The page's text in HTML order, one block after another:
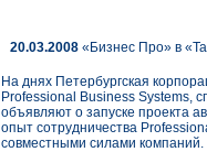
20.03.2008 «Бизнес Про» в
На днях Петербургская
Professional Business Systems,
объявляют о запуске проекта
опыт сотрудничества
совместными силами компаний.